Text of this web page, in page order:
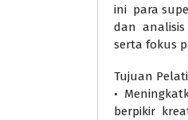
ini para
dan analisis
serta fokus
Tujuan
•
berpikir